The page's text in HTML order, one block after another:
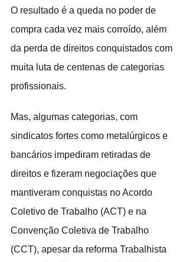
O resultado é a queda no poder de
compra cada vez mais corroído, além
da perda de direitos conquistados com
muita luta de centenas de categorias
profissionais.
Mas, algumas categorias, com
sindicatos fortes como metalúrgicos e
bancários impediram retiradas de
direitos e fizeram negociações que
mantiveram conquistas no Acordo
Coletivo de Trabalho (ACT) e na
Convenção Coletiva de Trabalho
(CCT), apesar da reforma Trabalhista